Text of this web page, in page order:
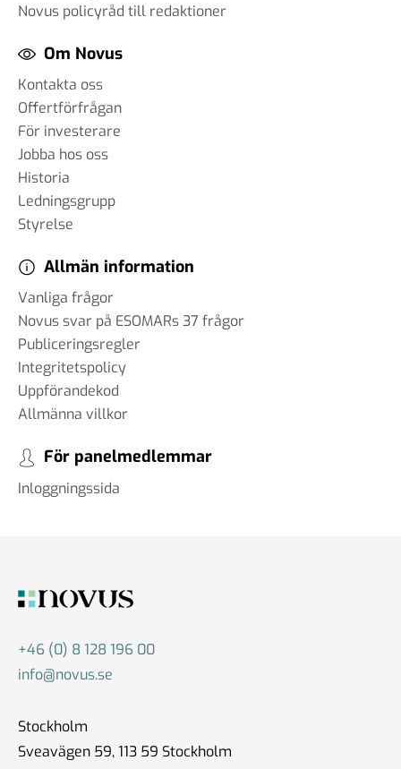
Novus policyråd till redaktioner
Om Novus
Kontakta oss
Offertförfrågan
För investerare
Jobba hos oss
Historia
Ledningsgrupp
Styrelse
Allmän information
Vanliga frågor
Novus svar på ESOMARs 37 frågor
Publiceringsregler
Integritetspolicy
Uppförandekod
Allmänna villkor
För panelmedlemmar
Inloggningssida
+46 (0) 8 128 196 00
info@novus.se
Stockholm
Sveavägen 59, 113 59 Stockholm